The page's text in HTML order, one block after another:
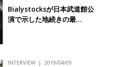
Bialystocksが日本武道館公
演で示した地続きの最…
INTERVIEW 2019/04/09